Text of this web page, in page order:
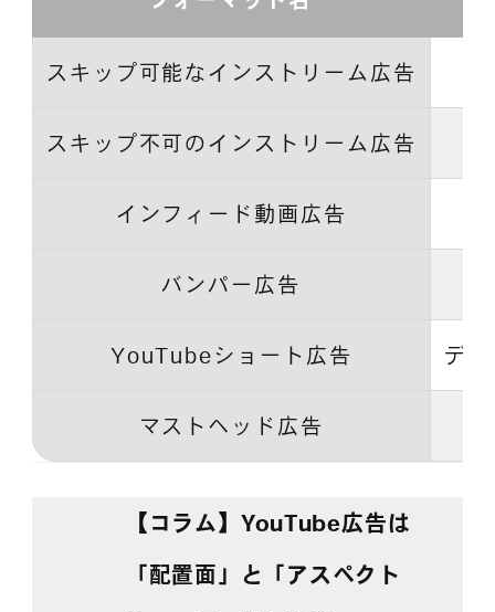
スキップ可能なインストリーム広告
スキップ不可のインストリーム広告
インフィード動画広告
バンパー広告
YouTubeショート広告 デ
マストヘッド広告
【コラム】 YouTube広告は
「配置面」と「アスペクト